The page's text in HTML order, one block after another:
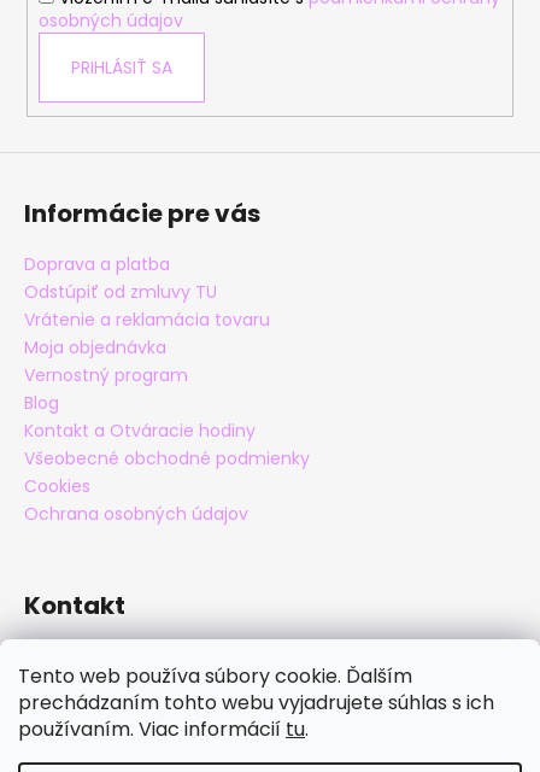
Tento web používa súbory cookie. Ďalším
prechádzaním tohto webu vyjadrujete súhlas s ich
používaním. Viac informácií tu.
osobných údajov
PRIHLÁSIŤ SA
Informácie pre vás
Doprava a platba
Odstúpiť od zmluvy TU
Vrátenie a reklamácia tovaru
Moja objednávka
Vernostný program
Blog
Kontakt a Otváracie hodiny
Všeobecné obchodné podmienky
Cookies
Ochrana osobných údajov
Kontakt
+421 905 838 706
maxatko
maxatko_barefoot